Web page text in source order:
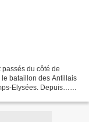
passés du côté de
le bataillon des Antillais
Elysées. Depuis…